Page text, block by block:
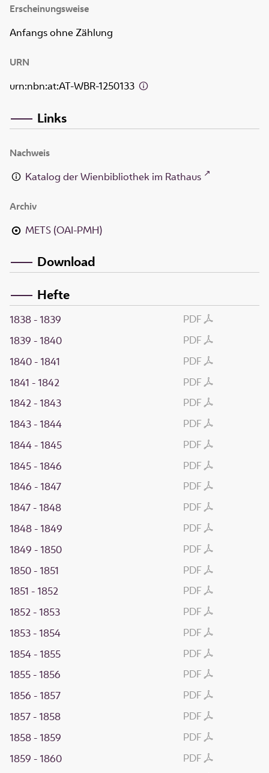
Erscheinungsweise
Anfangs ohne Zählung
URN
urn:nbn:at:AT-WBR-1250133
Links
Nachweis
Katalog der Wienbibliothek im Rathaus
Archiv
METS (OAI-PMH)
Download
Hefte
PDF
1838 - 1839
PDF
1839 - 1840
PDF
1840 - 1841
PDF
1841 - 1842
PDF
1842 - 1843
PDF
1843 - 1844
PDF
1844 - 1845
PDF
1845 - 1846
PDF
1846 - 1847
PDF
1847 - 1848
PDF
1848 - 1849
PDF
1849 - 1850
PDF
1850 - 1851
PDF
1851 - 1852
PDF
1852 - 1853
PDF
1853 - 1854
PDF
1854 - 1855
PDF
1855 - 1856
PDF
1856 - 1857
PDF
1857 - 1858
PDF
1858 - 1859
PDF
1859 - 1860